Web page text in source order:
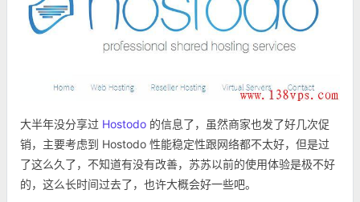
大半年没分享过 Hostodo 的信息了，虽然商家也发了好几次促
销，主要考虑到 Hostodo 性能稳定性跟网络都不太好，但是过
了这么久了，不知道有没有改善，苏苏以前的使用体验是极不好
的，这么长时间过去了，也许大概会好一些吧。